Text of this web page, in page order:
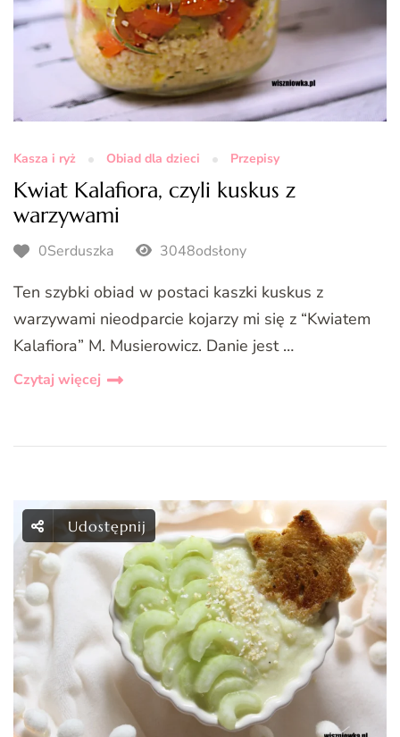
Kasza i ryż Obiad dla dzieci Przepisy
Kwiat Kalafiora, czyli kuskus z
warzywami
0Serduszka 3048odsłony
Ten szybki obiad w postaci kaszki kuskus z
warzywami nieodparcie kojarzy mi się z “Kwiatem
Kalafiora” M. Musierowicz. Danie jest …
Czytaj więcej
Udostępnij